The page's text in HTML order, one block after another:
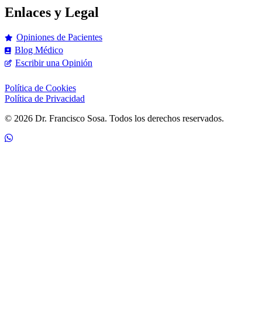
Enlaces y Legal
Opiniones de Pacientes
Blog Médico
Escribir una Opinión
Política de Cookies
Política de Privacidad
© 2026 Dr. Francisco Sosa. Todos los derechos reservados.